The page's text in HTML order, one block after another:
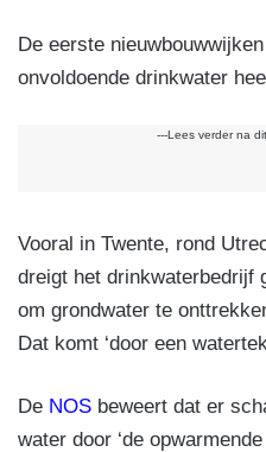
De eerste
onvoldoende drinkwater
---Lees verder na
Vooral in Twente, rond
dreigt het drinkwaterbedrijf
om grondwater te
Dat komt ‘door een
De NOS beweert dat er
water door ‘de